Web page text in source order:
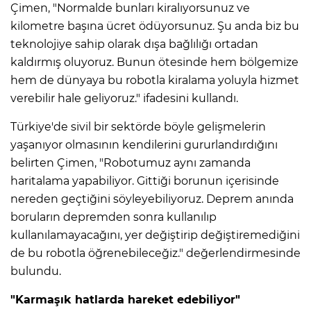
Çimen, "Normalde bunları kiralıyorsunuz ve
kilometre başına ücret ödüyorsunuz. Şu anda biz bu
teknolojiye sahip olarak dışa bağlılığı ortadan
kaldırmış oluyoruz. Bunun ötesinde hem bölgemize
hem de dünyaya bu robotla kiralama yoluyla hizmet
verebilir hale geliyoruz." ifadesini kullandı.
Türkiye'de sivil bir sektörde böyle gelişmelerin
yaşanıyor olmasının kendilerini gururlandırdığını
belirten Çimen, "Robotumuz aynı zamanda
haritalama yapabiliyor. Gittiği borunun içerisinde
nereden geçtiğini söyleyebiliyoruz. Deprem anında
boruların depremden sonra kullanılıp
kullanılamayacağını, yer değiştirip değiştiremediğini
de bu robotla öğrenebileceğiz." değerlendirmesinde
bulundu.
"Karmaşık hatlarda hareket edebiliyor"